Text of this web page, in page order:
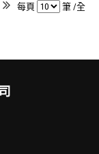
每頁
筆 /全